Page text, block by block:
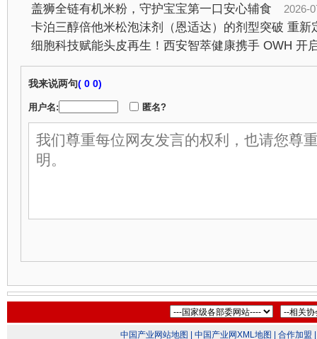
盖狮全链有机米粉，守护宝宝第一口安心辅食 2026-07-
我来说两句( 0 0)
用户名: 匿名?
中国产业网站地图 | 中国产业网XML地图 | 合作加盟 |